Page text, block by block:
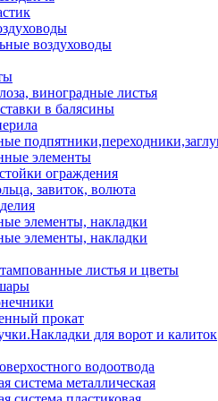
воздуховоды
виноградные листья
в балясины
элементы
ограждения
завиток, волюта
элементы, накладки
элементы, накладки
листья и цветы
прокат
для ворот и калиток
водоотвода
система металлическая